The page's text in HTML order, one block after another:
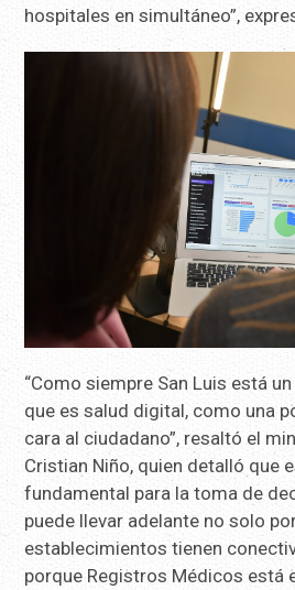
hospitales en simultáneo”,
“Como siempre San Luis está
que es salud digital, como una
cara al ciudadano”, resaltó el
Cristian Niño, quien detalló que
fundamental para la toma de
puede llevar adelante no solo
establecimientos tienen
porque Registros Médicos está